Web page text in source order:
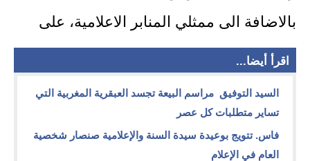
بالاضافة الى ممثلي المنابر الاعلامية، على
اقرأ أيضا...
السيد التوفيق مراسم البيعة تجسد العبقرية المغربية التي
تساير متطلبات كل عصر
فاس. تتويج بوعيدة سيدة السنة والإعلامية صنصار شخصية
العام في الإعلام